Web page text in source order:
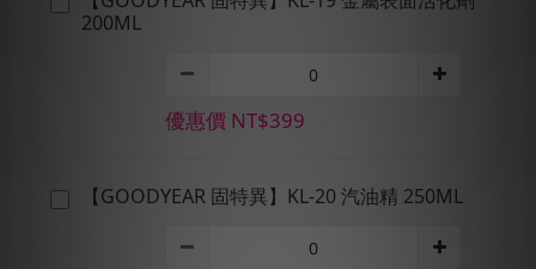
200ML
優惠價 NT$399
【GOODYEAR 固特異】KL-20 汽油精 250ML